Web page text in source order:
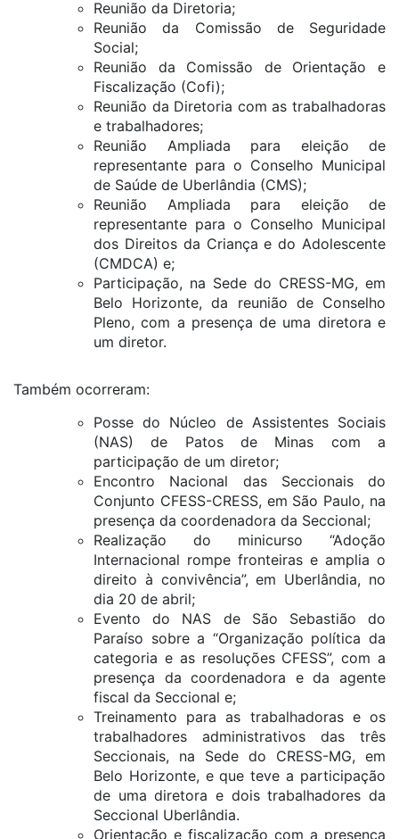
Reunião da Diretoria;
Reunião da Comissão de Seguridade
Social;
Reunião da Comissão de Orientação e
Fiscalização (Cofi);
Reunião da Diretoria com as trabalhadoras
e trabalhadores;
Reunião Ampliada para eleição de
representante para o Conselho Municipal
de Saúde de Uberlândia (CMS);
Reunião Ampliada para eleição de
representante para o Conselho Municipal
dos Direitos da Criança e do Adolescente
(CMDCA) e;
Participação, na Sede do CRESS-MG, em
Belo Horizonte, da reunião de Conselho
Pleno, com a presença de uma diretora e
um diretor.
Também ocorreram:
Posse do Núcleo de Assistentes Sociais
(NAS) de Patos de Minas com a
participação de um diretor;
Encontro Nacional das Seccionais do
Conjunto CFESS-CRESS, em São Paulo, na
presença da coordenadora da Seccional;
Realização do minicurso “Adoção
Internacional rompe fronteiras e amplia o
direito à convivência”, em Uberlândia, no
dia 20 de abril;
Evento do NAS de São Sebastião do
Paraíso sobre a “Organização política da
categoria e as resoluções CFESS”, com a
presença da coordenadora e da agente
fiscal da Seccional e;
Treinamento para as trabalhadoras e os
trabalhadores administrativos das três
Seccionais, na Sede do CRESS-MG, em
Belo Horizonte, e que teve a participação
de uma diretora e dois trabalhadores da
Seccional Uberlândia.
Orientação e fiscalização com a presença